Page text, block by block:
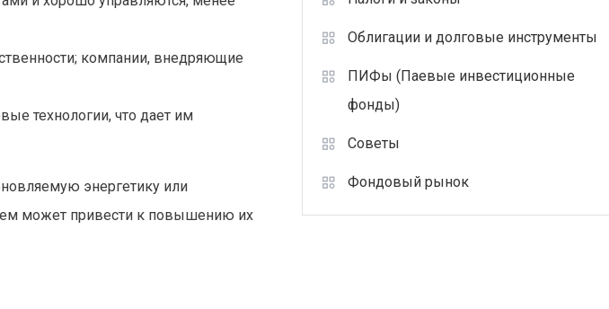
компании, внедряющие
технологии, что дает им
энергетику или
может привести к повышению их
Облигации и долговые инструменты
ПИФы (Паевые инвестиционные
фонды)
Советы
Фондовый рынок